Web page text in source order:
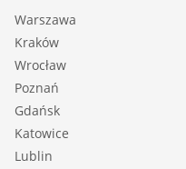
Warszawa
Kraków
Wrocław
Poznań
Gdańsk
Katowice
Lublin